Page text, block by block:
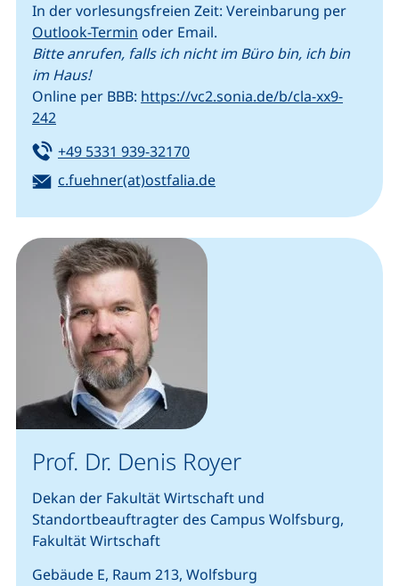
In der vorlesungsfreien Zeit: Vereinbarung per
Outlook-Termin (externer Link, öffnet neues Fenster)
oder Email.
Bitte anrufen, falls ich nicht im Büro bin, ich bin
im Haus!
Online per BBB: https://vc2.sonia.de/b/cla-xx9-
242(externer Link, öffnet neues Fenster)
Tel:
+49 5331 939-32170(startet einen Telefonanruf,
E-Mail:
c.fuehner(at)ostfalia.de(öffnet Ihr E-Mail-
Prof. Dr. Denis Royer
Dekan der Fakultät Wirtschaft und
Standortbeauftragter des Campus Wolfsburg,
Fakultät Wirtschaft
Gebäude E, Raum 213, Wolfsburg